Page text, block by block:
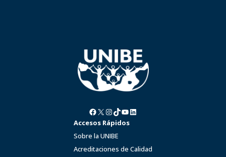
Facebook X InstagramTikTok YouTube LinkedIn
Accesos Rápidos
Sobre la UNIBE
Acreditaciones de Calidad